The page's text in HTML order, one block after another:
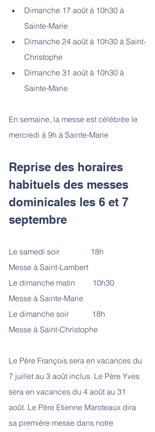
Dimanche 17 août à 10h30 à
Sainte-Marie
Dimanche 24 août à 10h30 à Saint-
Christophe
Dimanche 31 août à 10h30 à
Sainte-Marie
En semaine, la messe est célébrée le
mercredi à 9h à Sainte-Marie
Reprise des horaires
habituels des messes
dominicales les 6 et 7
septembre
Le samedi soir                18h
Messe à Saint-Lambert
Le dimanche matin         10h30
Messe à Sainte-Marie
Le dimanche soir            18h
Messe à Saint-Christophe
Le Père François sera en vacances du
7 juillet au 3 août inclus. Le Père Yves
sera en vacances du 4 août au 31
août. Le Père Etienne Maroteaux dira
sa première messe dans notre